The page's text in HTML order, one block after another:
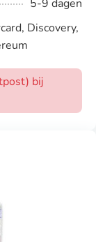
5-9 dagen
Discovery,
bij